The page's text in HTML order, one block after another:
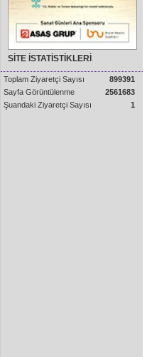
SİTE İSTATİSTİKLERİ
Toplam Ziyaretçi Sayısı
899391
Sayfa Görüntülenme
2561683
Şuandaki Ziyaretçi Sayısı
1